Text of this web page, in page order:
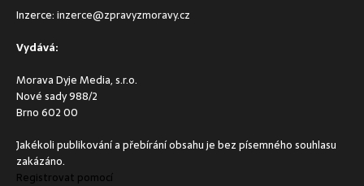
Inzerce:inzerce@zpravyzmoravy.cz
Vydává:
Morava Dyje Media, s.r.o.
Nové sady 988/2
Brno 602 00
Jakékoli publikování a přebírání obsahu je bez písemného souhlasu
zakázáno.
Registrovat pomocí